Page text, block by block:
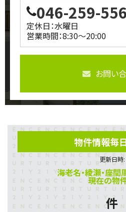
046-259-
定休日：水曜日
営業時間：8:30～20:00
お問い
物件情報毎
更新日時:
海老名・綾瀬・座間
現在の物
件